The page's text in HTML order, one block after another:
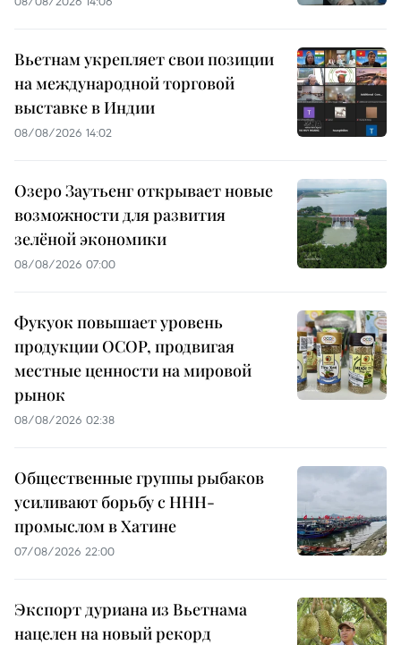
Вьетнам укрепляет свои позиции
на международной торговой
выставке в Индии
08/08/2026 14:02
Озеро Заутьенг открывает новые
возможности для развития
зелёной экономики
08/08/2026 07:00
Фукуок повышает уровень
продукции OCOP, продвигая
местные ценности на мировой
рынок
08/08/2026 02:38
Общественные группы рыбаков
усиливают борьбу с ННН-
промыслом в Хатине
07/08/2026 22:00
Экспорт дуриана из Вьетнама
нацелен на новый рекорд